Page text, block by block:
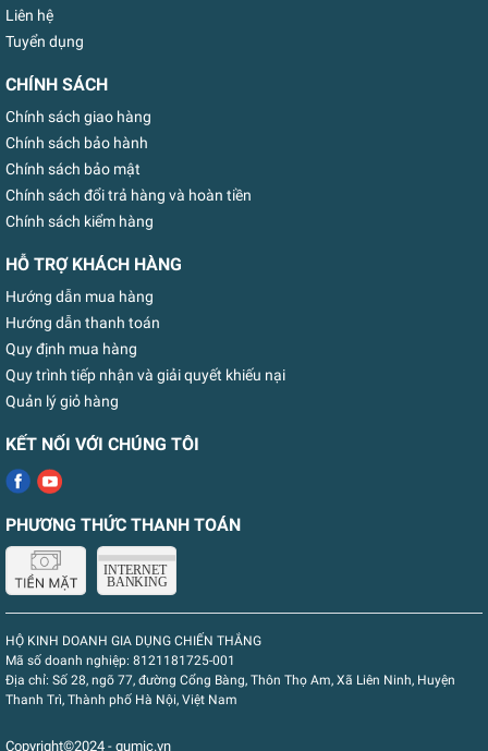
Liên hệ
Tuyển dụng
CHÍNH SÁCH
Chính sách giao hàng
Chính sách bảo hành
Chính sách bảo mật
Chính sách đổi trả hàng và hoàn tiền
Chính sách kiểm hàng
HỖ TRỢ KHÁCH HÀNG
Hướng dẫn mua hàng
Hướng dẫn thanh toán
Quy định mua hàng
Quy trình tiếp nhận và giải quyết khiếu nại
Quản lý giỏ hàng
KẾT NỐI VỚI CHÚNG TÔI
PHƯƠNG THỨC THANH TOÁN
HỘ KINH DOANH GIA DỤNG CHIẾN THẮNG
Mã số doanh nghiệp: 8121181725-001
Địa chỉ: Số 28, ngõ 77, đường Cổng Bàng, Thôn Thọ Am, Xã Liên Ninh, Huyện
Thanh Trì, Thành phố Hà Nội, Việt Nam
Copyright©2024 - gumic.vn